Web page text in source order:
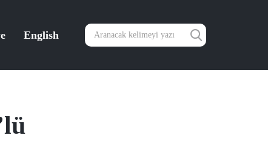
English